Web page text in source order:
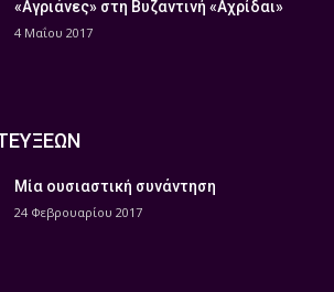
«Αγριάνες» στη Βυζαντινή «Αχρίδαι»
4 Μαΐου 2017
Μία ουσιαστική συνάντηση
24 Φεβρουαρίου 2017